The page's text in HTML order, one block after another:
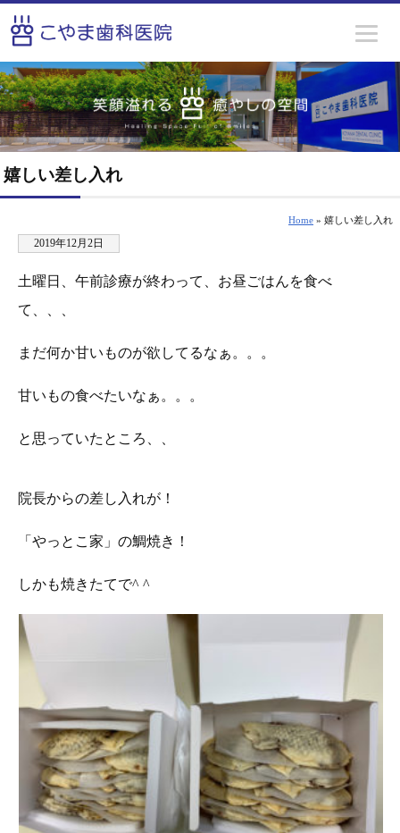
嬉しい差し入れ
Home » 嬉しい差し入れ
2019年12月2日
土曜日、午前診療が終わって、お昼ごはんを食べ
て、、、
まだ何か甘いものが欲してるなぁ。。。
甘いもの食べたいなぁ。。。
と思っていたところ、、
院長からの差し入れが！
「やっとこ家」の鯛焼き！
しかも焼きたてで^ ^